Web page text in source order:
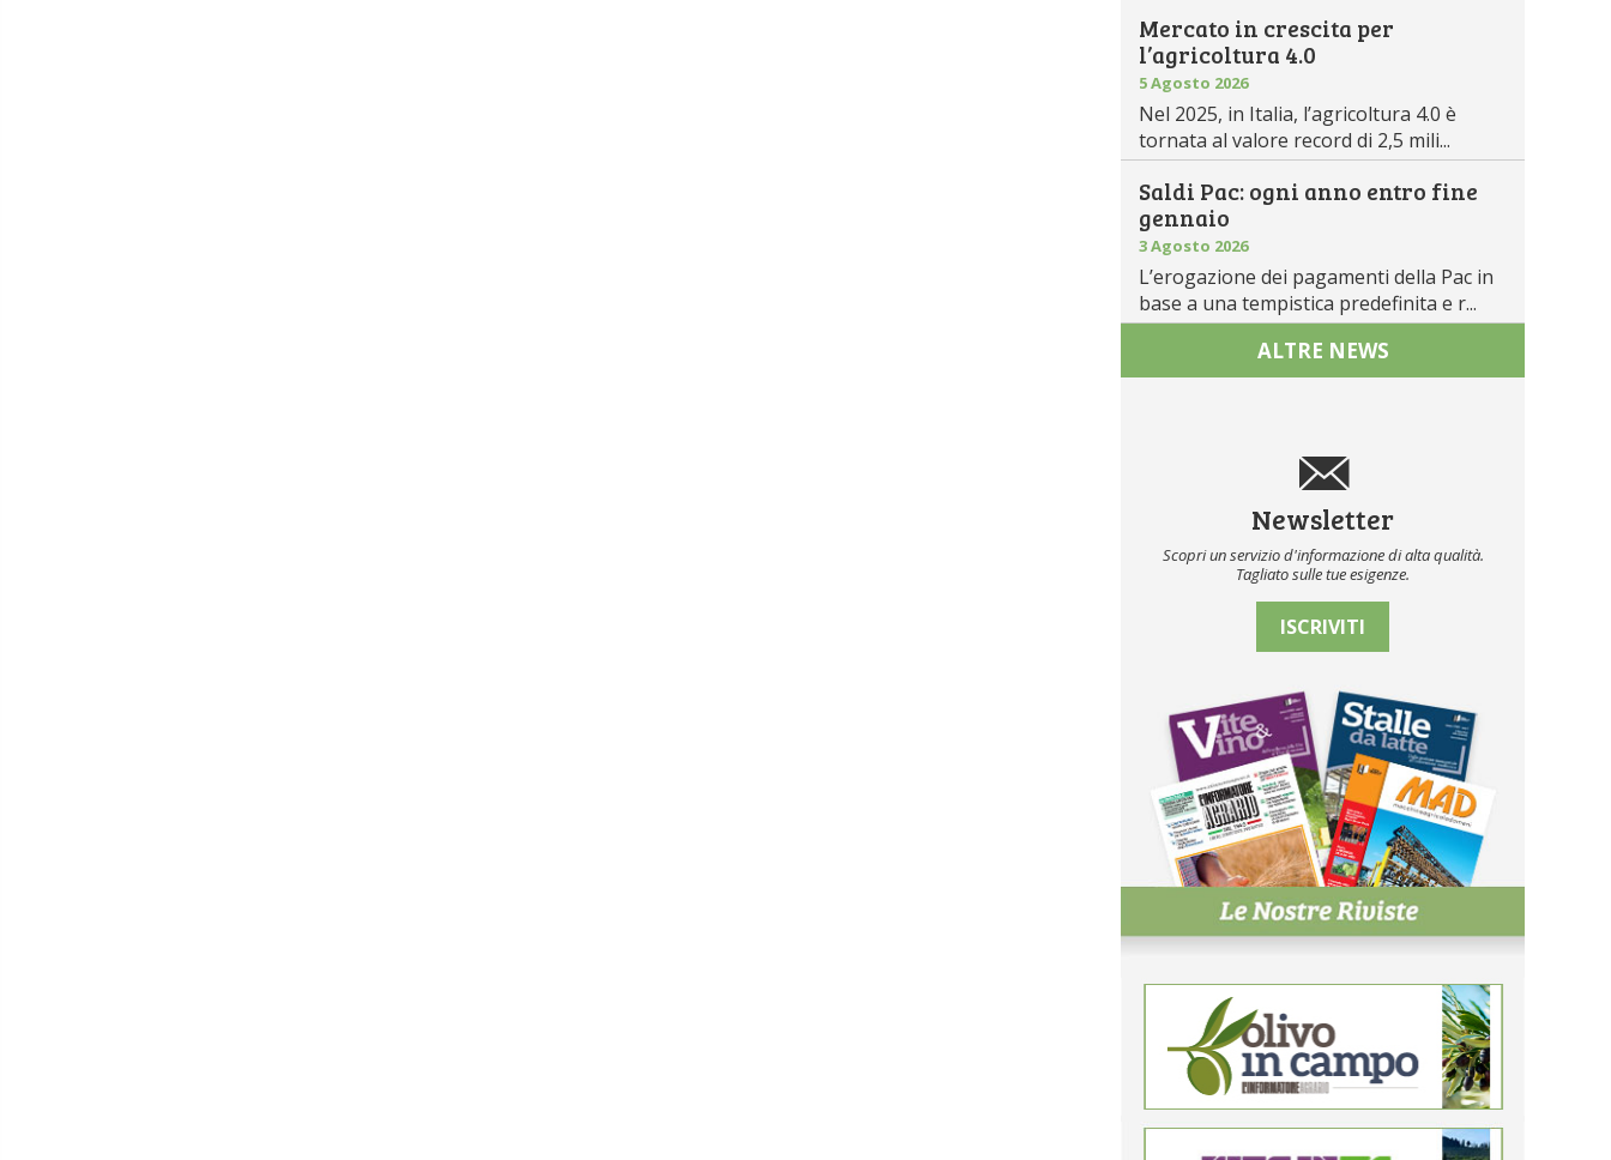
Mercato in crescita per
l’agricoltura 4.0
5 Agosto 2026
Nel 2025, in Italia, l’agricoltura 4.0 è
tornata al valore record di 2,5 mili...
Saldi Pac: ogni anno entro fine
gennaio
3 Agosto 2026
L’erogazione dei pagamenti della Pac in
base a una tempistica predefinita e r...
ALTRE NEWS
Newsletter
Scopri un servizio d'informazione di alta qualità.
Tagliato sulle tue esigenze.
ISCRIVITI